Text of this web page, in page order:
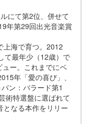
にて第2位、併せて
年第29回出光音楽賞
上海で育つ。2012
て最年少（12歳）で
ー。これまでにベ
年「愛の喜び」、
ン：バラード第1
術特選盤に選ばれて
となる本作をリリー